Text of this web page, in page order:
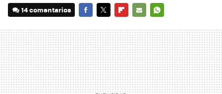
14 comentarios
MAIL